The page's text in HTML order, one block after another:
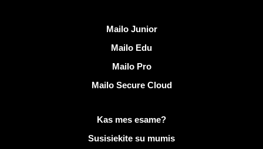
Mailo Junior
Mailo Edu
Mailo Pro
Mailo Secure Cloud
Daugiau informacijos apie Mailo
Kas mes esame?
Susisiekite su mumis